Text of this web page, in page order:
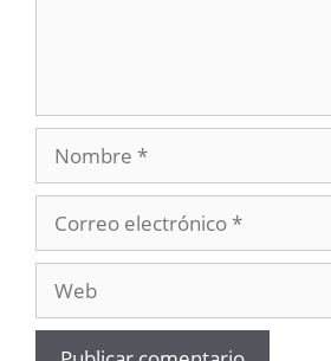
electrónico